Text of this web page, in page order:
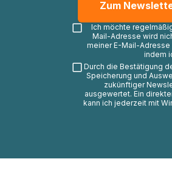
Ich möchte
Mail-Adresse wird
meiner E-Mail-
indem
Durch die Bestätigung
Speicherung und
zukünftiger
ausgewertet. Ein
kann ich jederzeit mit